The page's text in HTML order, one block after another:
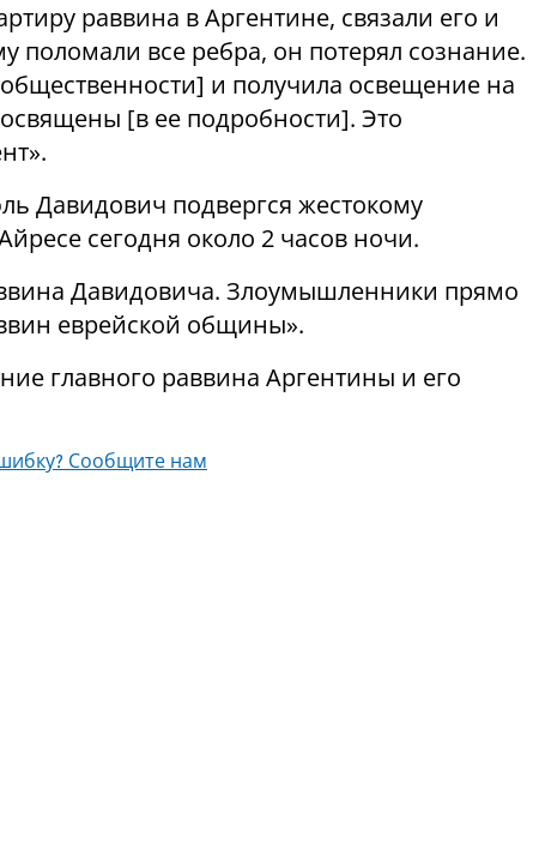
раввина в Аргентине, связали его и
поломали все ребра, он потерял сознание.
и получила освещение на
[в ее подробности]. Это
Давидович подвергся жестокому
сегодня около 2 часов ночи.
Давидовича. Злоумышленники прямо
еврейской общины».
главного раввина Аргентины и его
Сообщите нам